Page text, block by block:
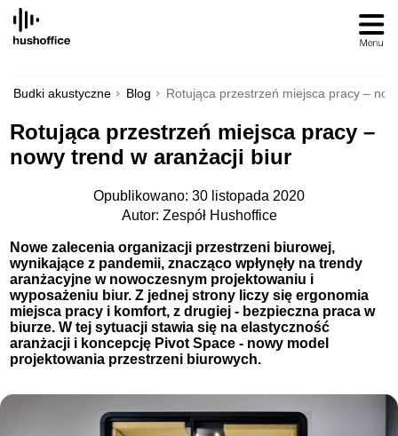
SKIP
CONTENT
Budki akustyczne Blog Rotująca przestrzeń miejsca pracy –
Rotująca przestrzeń miejsca pracy –
nowy trend w aranżacji biur
Opublikowano: 30 listopada 2020
Autor: Zespół Hushoffice
Nowe zalecenia organizacji przestrzeni biurowej,
wynikające z pandemii, znacząco wpłynęły na trendy
aranżacyjne w nowoczesnym projektowaniu i
wyposażeniu biur. Z jednej strony liczy się ergonomia
miejsca pracy i komfort, z drugiej - bezpieczna praca w
biurze. W tej sytuacji stawia się na elastyczność
aranżacji i koncepcję Pivot Space - nowy model
projektowania przestrzeni biurowych.